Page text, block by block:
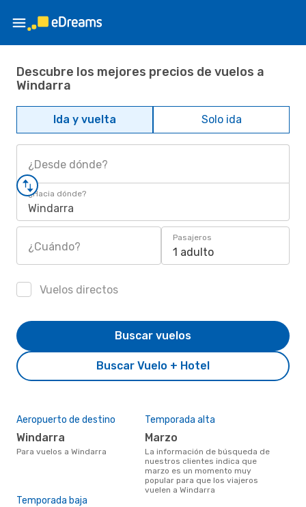
Descubre los mejores precios de vuelos a
Windarra
Ida y vuelta Solo ida
¿Desde dónde?
¿Hacia dónde?
Windarra
¿Cuándo?
Pasajeros
1 adulto
Vuelos directos
Buscar Vuelo + Hotel
Buscar vuelos
Aeropuerto de destino
Windarra
Para vuelos a Windarra
Temporada alta
marzo
La información de búsqueda de
nuestros clientes indica que
marzo es un momento muy
popular para que los viajeros
vuelen a Windarra
Temporada baja